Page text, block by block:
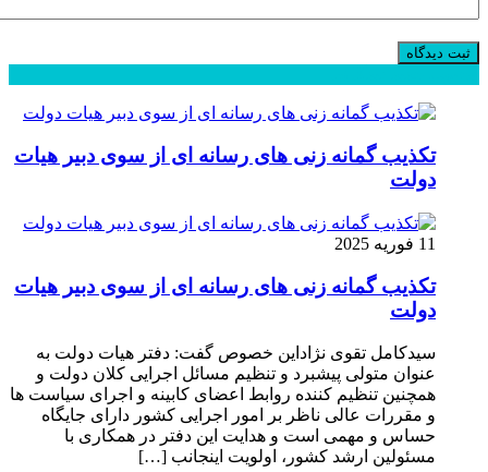
تکذیب گمانه زنی های رسانه ای از سوی دبیر هیات
دولت
11 فوریه 2025
تکذیب گمانه زنی های رسانه ای از سوی دبیر هیات
دولت
سیدکامل تقوی نژاداین خصوص گفت: دفتر هیات دولت به
عنوان متولی پیشبرد و تنظیم مسائل اجرایی کلان دولت و
همچنین تنظیم کننده روابط اعضای کابینه و اجرای سیاست ها
و مقررات عالی ناظر بر امور اجرایی کشور دارای جایگاه
حساس و مهمی است و هدایت این دفتر در همکاری با
مسئولین ارشد کشور، اولویت اینجانب […]